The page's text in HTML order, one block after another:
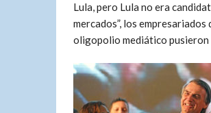
Lula, pero Lula no era
mercados”, los
oligopolio mediático pusieron